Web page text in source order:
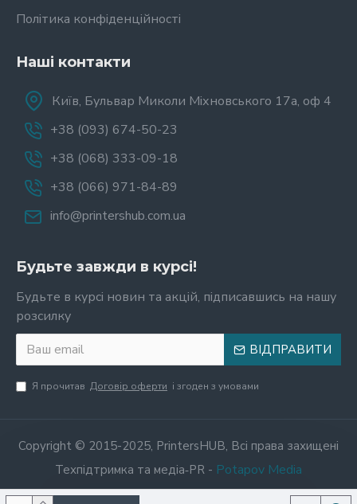
Політика конфіденційності
Наші контакти
Київ, Бульвар Миколи Міхновського 17а, оф 4
+38 (093) 674-50-23
+38 (068) 333-09-18
+38 (066) 971-84-89
info@printershub.com.ua
Будьте завжди в курсі!
Будьте в курсі новин та акцій, підписавшись на нашу
розсилку
ВІДПРАВИТИ
Я прочитав Договір оферти і згоден з умовами
Copyright © 2015-2025, PrintersHUB, Всі права захищені
Техпідтримка та медіа‑PR - Potapov Media